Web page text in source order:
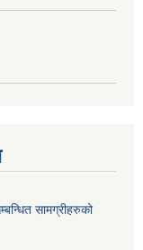
सामग्रीहरुको